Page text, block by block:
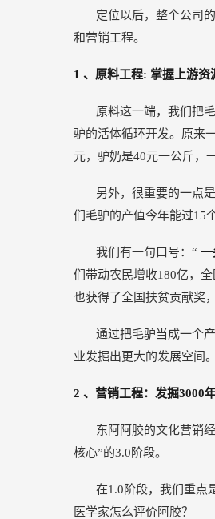
定位以后，整个公司
和营销工程。
1 、原料工程: 掌握上游资
原料这一端，我们把
驴的活体循环开发。原来
元，驴奶是40元一公斤，
另外，很重要的一点
们毛驴的产值今年能过15
我们有一句口号：“ 一
们带动农民增收180亿，
也获得了全国扶贫贡献奖
通过把毛驴当成一个
业发掘出更大的发展空间。
2 、营销工程：发掘3000
东阿阿胶的文化营销
核心”的3.0阶段。
在1.0阶段，我们重点
医学家怎么评价阿胶？